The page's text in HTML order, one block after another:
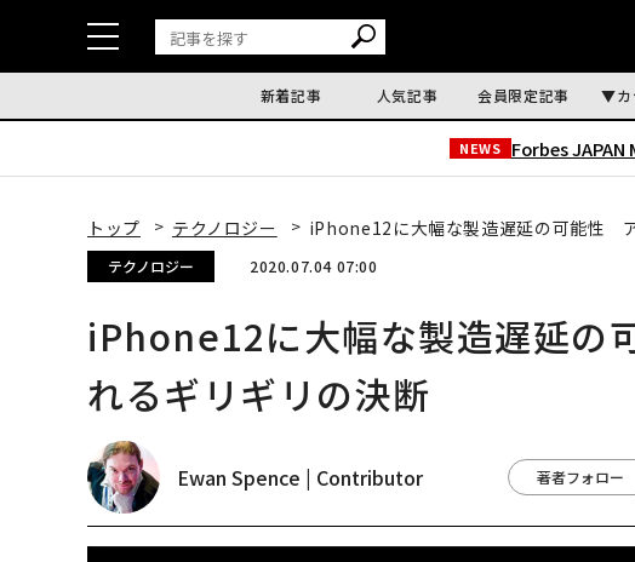
新着記事 人気記事 会員限定記事
NEWS Forbes JAPAN
トップ テクノロジー iPhone12に大幅な製造遅延の可能性
テクノロジー 2020.07.04 07:00
iPhone12に大幅な製造遅延の
れるギリギリの決断
Ewan Spence | Contributor 著者フォロー